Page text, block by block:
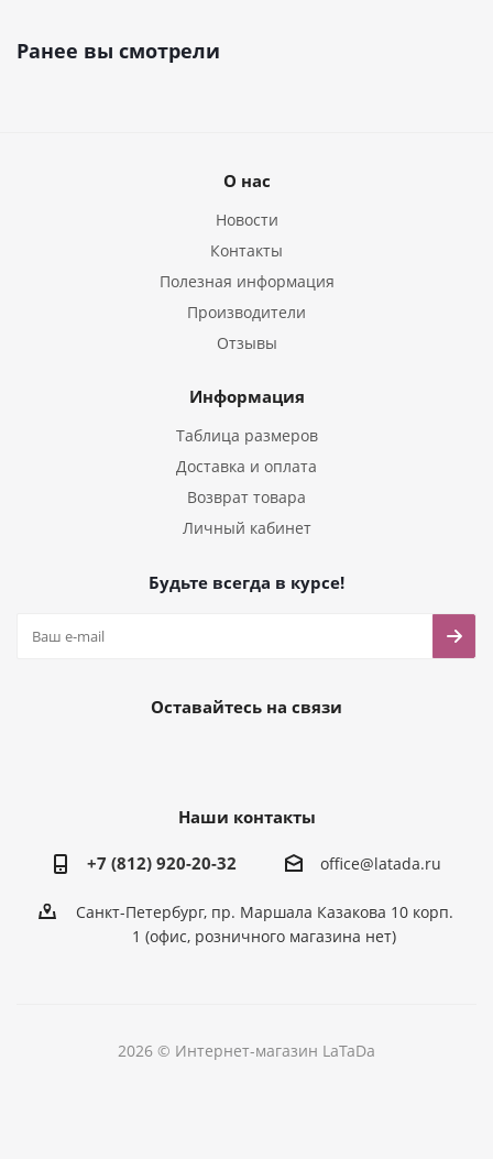
Ранее вы смотрели
О нас
Новости
Контакты
Полезная информация
Производители
Отзывы
Информация
Таблица размеров
Доставка и оплата
Возврат товара
Личный кабинет
Будьте всегда в курсе!
Оставайтесь на связи
Наши контакты
+7 (812) 920-20-32 office@latada.ru
Санкт-Петербург, пр. Маршала Казакова 10 корп.
1 (офис, розничного магазина нет)
2026 © Интернет-магазин LaTaDa